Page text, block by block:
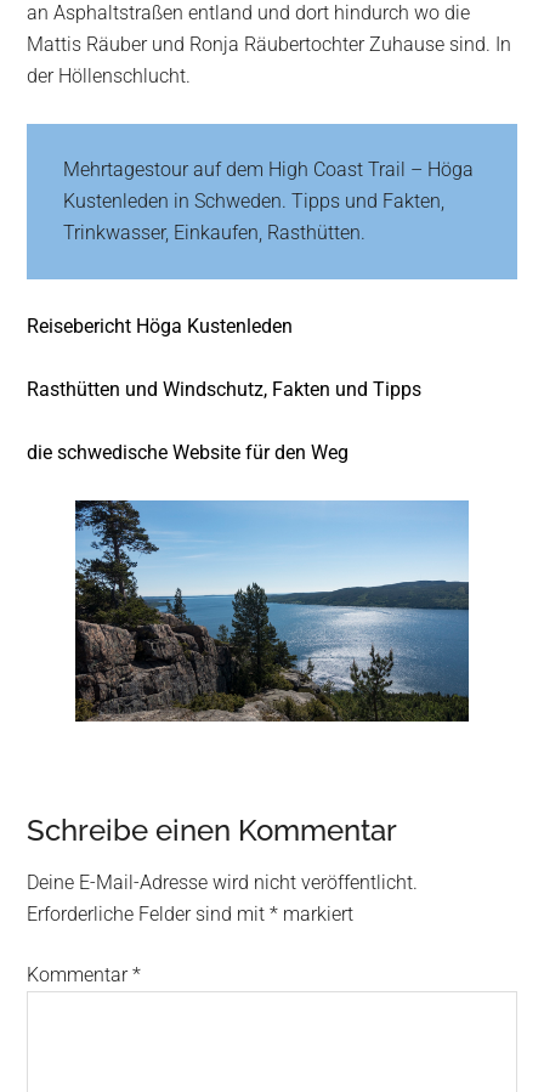
an Asphaltstraßen entland und dort hindurch wo die
Mattis Räuber und Ronja Räubertochter Zuhause sind. In
der Höllenschlucht.
Mehrtagestour auf dem High Coast Trail – Höga
Kustenleden in Schweden. Tipps und Fakten,
Trinkwasser, Einkaufen, Rasthütten.
Reisebericht Höga Kustenleden
Rasthütten und Windschutz, Fakten und Tipps
die schwedische Website für den Weg
Reader
Interactions
Schreibe einen Kommentar
Deine E-Mail-Adresse wird nicht veröffentlicht.
Erforderliche Felder sind mit* markiert
Kommentar*